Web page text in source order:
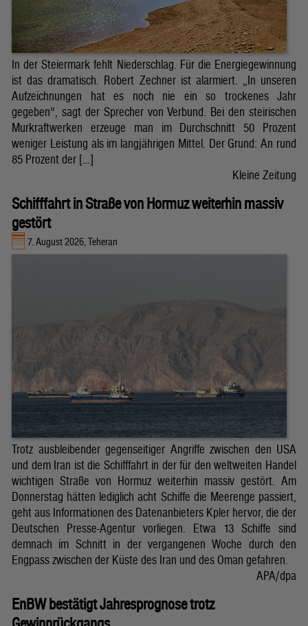
In der Steiermark fehlt Niederschlag. Für die Energiegewinnung
ist das dramatisch. Robert Zechner ist alarmiert. „In unseren
Aufzeichnungen hat es noch nie ein so trockenes Jahr
gegeben“, sagt der Sprecher von Verbund. Bei den steirischen
Murkraftwerken erzeuge man im Durchschnitt 50 Prozent
weniger Leistung als im langjährigen Mittel. Der Grund: An rund
85 Prozent der […]
Kleine Zeitung
Schifffahrt in Straße von Hormuz weiterhin massiv
gestört
7. August 2026, Teheran
Trotz ausbleibender gegenseitiger Angriffe zwischen den USA
und dem Iran ist die Schifffahrt in der für den weltweiten Handel
wichtigen Straße von Hormuz weiterhin massiv gestört. Am
Donnerstag hätten lediglich acht Schiffe die Meerenge passiert,
geht aus Informationen des Datenanbieters Kpler hervor, die der
Deutschen Presse-Agentur vorliegen. Etwa 13 Schiffe sind
demnach im Schnitt in der vergangenen Woche durch den
Engpass zwischen der Küste des Iran und des Oman gefahren.
APA/dpa
EnBW bestätigt Jahresprognose trotz